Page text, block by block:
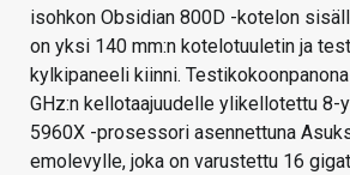
isohkon Obsidian 800D -kotelon
on yksi 140 mm:n kotelotuuletin ja
kylkipaneeli kiinni.
GHz:n kellotaajuudelle ylikellotettu 8-
5960X -prosessori asennettuna
emolevylle, joka on varustettu 16